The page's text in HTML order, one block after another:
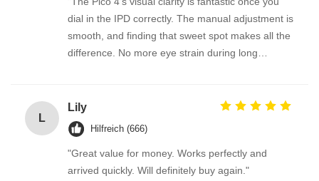
dial in the IPD correctly. The manual adjustment is
smooth, and finding that sweet spot makes all the
difference. No more eye strain during long
fantastic once you dial in the IPD correctly. The
manual adjustment is smooth, and finding that
sweet spot makes all the difference. No more eye
strain during long sessions. Highly recommend
taking the time to set it up properly!""The Pico 4's
L
Lily
Hilfreich (666)
"Great value for money. Works perfectly and
arrived quickly. Will definitely buy again."